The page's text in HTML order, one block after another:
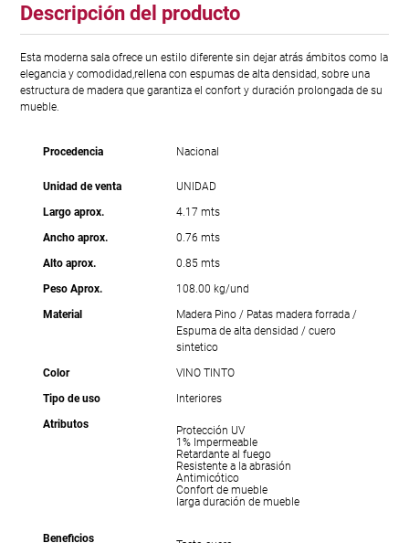
Descripción del producto
Esta moderna sala ofrece un estilo diferente sin dejar atrás ámbitos como la
elegancia y comodidad,rellena con espumas de alta densidad, sobre una
estructura de madera que garantiza el confort y duración prolongada de su
mueble.
Procedencia Nacional
Unidad de venta
UNIDAD
Largo aprox.
4.17 mts
Ancho aprox.
0.76 mts
Alto aprox.
0.85 mts
Peso Aprox.
108.00 kg/und
Material
Madera Pino / Patas madera forrada /
Espuma de alta densidad / cuero
sintetico
Color
VINO TINTO
Tipo de uso
Interiores
Atributos
Protección UV
1% Impermeable
Retardante al fuego
Resistente a la abrasión
Antimicótico
Confort de mueble
larga duración de mueble
Beneficios